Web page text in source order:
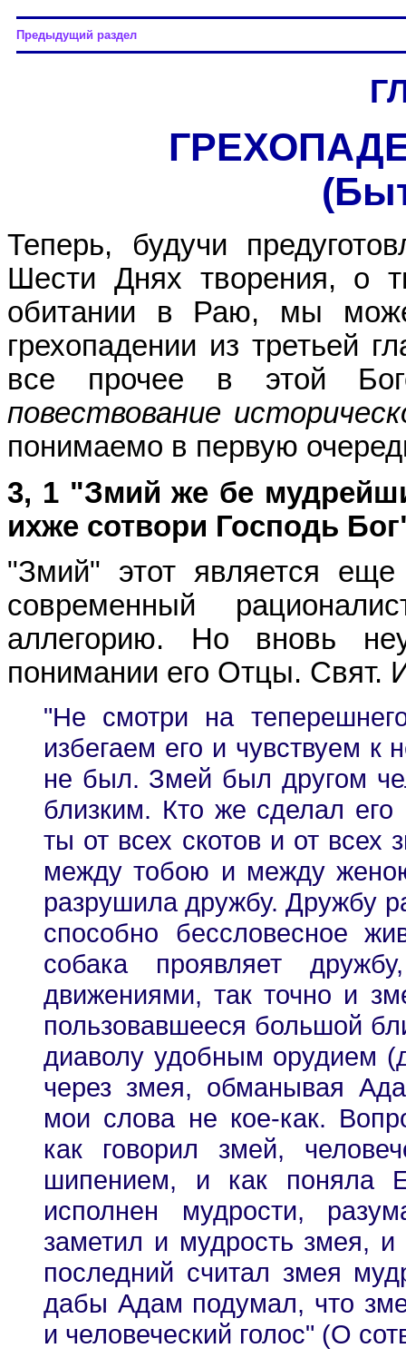
Предыдущий раздел
Теперь, будучи
Шести Днях творения, о
обитании в Раю, мы
грехопадении из третьей
все прочее в этой
повествование
понимаемо в первую
3, 1 "Змий же бе
ихже сотвори Господь
"Змий" этот является
современный
аллегорию. Но вновь
понимании его Отцы. Свят.
"Не смотри на
избегаем его и чувствуем
не был. Змей был другом
близким. Кто же сделал
ты от всех скотов и от
между тобою и между
разрушила дружбу. Дружбу
способно бессловесное
собака проявляет
движениями, так точно и
пользовавшееся большой
диаволу удобным орудием
через змея, обманывая
мои слова не кое-как.
как говорил змей,
шипением, и как поняла
исполнен мудрости,
заметил и мудрость змея,
последний считал змея
дабы Адам подумал, что
и человеческий голос" (О